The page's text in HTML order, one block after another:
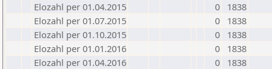
Elozahl per 01.04.2015
0
1838
Elozahl per 01.07.2015
0
1838
Elozahl per 01.10.2015
0
1838
Elozahl per 01.01.2016
0
1838
Elozahl per 01.04.2016
0
1838